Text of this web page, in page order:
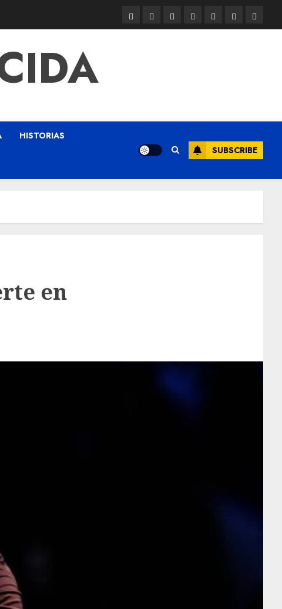
HISTORIAS
SUBSCRIBE
en